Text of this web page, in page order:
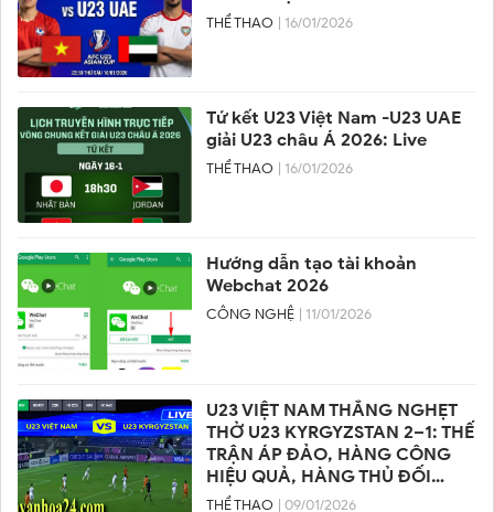
THỂ THAO | 16/01/2026
Tứ kết U23 Việt Nam -U23 UAE
giải U23 châu Á 2026: Live
THỂ THAO | 16/01/2026
Hướng dẫn tạo tài khoản
Webchat 2026
CÔNG NGHỆ | 11/01/2026
U23 VIỆT NAM THẮNG NGHẸT
THỞ U23 KYRGYZSTAN 2–1: THẾ
TRẬN ÁP ĐẢO, HÀNG CÔNG
HIỆU QUẢ, HÀNG THỦ ĐỐI
PHƯƠNG SUÝT VỠ TRẬN
THỂ THAO | 09/01/2026